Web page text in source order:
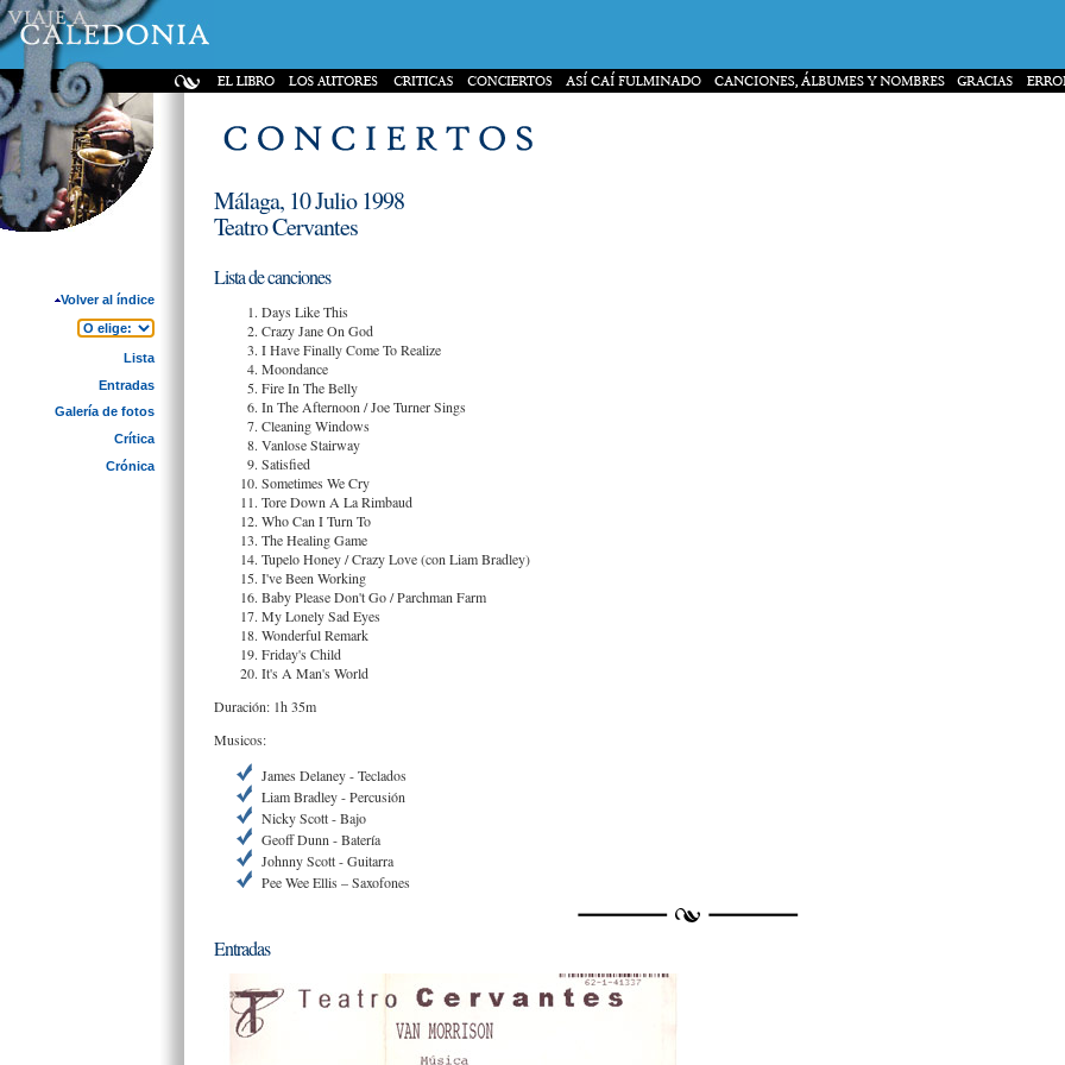
Volver al índice
Lista
Entradas
Galería de fotos
Crítica
Crónica
Málaga, 10 Julio 1998
Teatro Cervantes
Lista de canciones
Days Like This
Crazy Jane On God
I Have Finally Come To Realize
Moondance
Fire In The Belly
In The Afternoon / Joe Turner Sings
Cleaning Windows
Vanlose Stairway
Satisfied
Sometimes We Cry
Tore Down A La Rimbaud
Who Can I Turn To
The Healing Game
Tupelo Honey / Crazy Love (con Liam Bradley)
I've Been Working
Baby Please Don't Go / Parchman Farm
My Lonely Sad Eyes
Wonderful Remark
Friday's Child
It's A Man's World
Duración: 1h 35m
Musicos:
James Delaney - Teclados
Liam Bradley - Percusión
Nicky Scott - Bajo
Geoff Dunn - Batería
Johnny Scott - Guitarra
Pee Wee Ellis – Saxofones
Entradas